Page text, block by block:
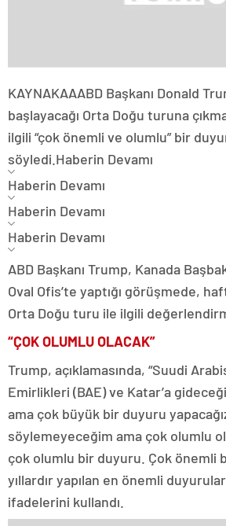
KAYNAKAAABD Başkanı Donald
başlayacağı Orta Doğu turuna
ilgili “çok önemli ve olumlu” bir
söyledi. Haberin Devamı
Haberin Devamı
Haberin Devamı
Haberin Devamı
ABD Başkanı Trump, Kanada
Oval Ofis’te yaptığı görüşmede,
Orta Doğu turu ile ilgili
“ÇOK OLUMLU OLACAK”
Trump, açıklamasında, “Suudi
Emirlikleri (BAE) ve Katar’a
ama çok büyük bir duyuru
söylemeyeceğim ama çok olumlu
çok olumlu bir duyuru. Çok önemli
yıllardır yapılan en önemli
ifadelerini kullandı.